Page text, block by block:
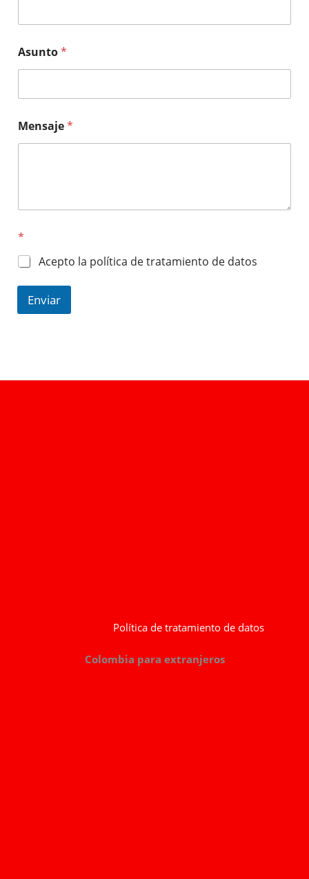
Asunto*
Mensaje*
*
Acepto la política de tratamiento de datos
Enviar
Política de tratamiento de datos
Colombia para extranjeros